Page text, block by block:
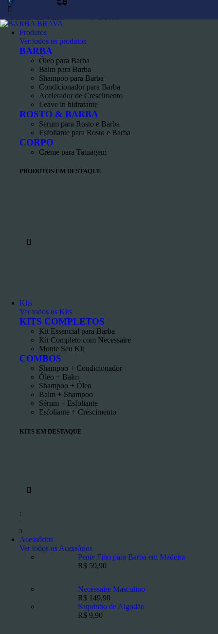
Produtos
Ver todos os produtos
BARBA
Óleo para Barba
Balm para Barba
Shampoo para Barba
Condicionador para Barba
Acelerador de Crescimento
Leave in hidratante
ROSTO & BARBA
Sérum para Rosto e Barba
Esfoliante para Rosto e Barba
CORPO
Creme para Tatuagem
PRODUTOS EM DESTAQUE
Kits
Ver todos os Kits
KITS COMPLETOS
Kit Essencial para Barba
Kit Completo com Necessaire
Monte Seu Kit
COMBOS
Shampoo + Condicionador
Óleo + Balm
Shampoo + Óleo
Balm + Shampoo
Sérum + Esfoliante
Esfoliante + Crescimento
KITS EM DESTAQUE
Acessórios
Ver todos os Acessórios
Pente Fino para Barba em Madeira
R$ 59,90
Necessaire Masculino
R$ 149,90
Saquinho de Algodão
R$ 9,90
0
FRETE GRÁTISa partir de R$199
Saiba mais